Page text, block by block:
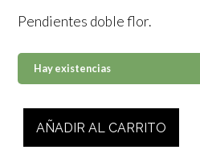
Pendientes doble flor.
Hay existencias
doble
flor
AÑADIR AL CARRITO